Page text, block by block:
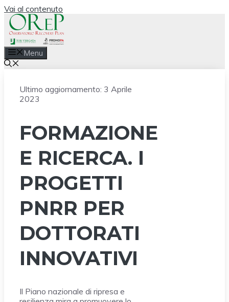
Vai al contenuto
Menu
Ultimo aggiornamento: 3 Aprile
2023
FORMAZIONE
E RICERCA. I
PROGETTI
PNRR PER
DOTTORATI
INNOVATIVI
Il Piano nazionale di ripresa e